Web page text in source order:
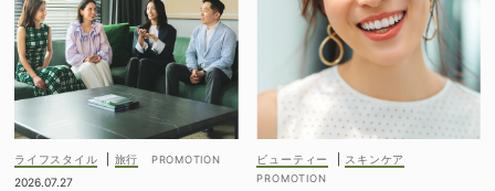
ライフスタイル
旅行
2026.07.27
ビューティー スキンケア